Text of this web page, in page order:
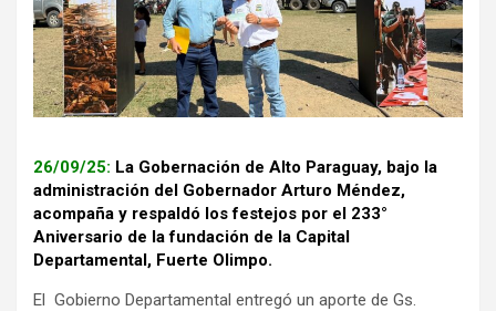
26/09/25: La Gobernación de Alto Paraguay, bajo la
administración del Gobernador Arturo Méndez,
acompaña y respaldó los festejos por el 233°
Aniversario de la fundación de la Capital
Departamental, Fuerte Olimpo.
El Gobierno Departamental entregó un aporte de Gs.